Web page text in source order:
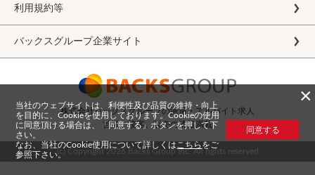
利用規約等
バックスグループ企業サイト
株式会社バックスグループの派遣・アルバイト求人
営業、接客、販売の情報満載
(c) Copyright2026 Backs Group Inc. All rights reserved
×
当社のウェブサイトは、利便性及び品質の維持・向上
を目的に、Cookieを使用しております。Cookieの使用
に同意頂ける場合は、「同意する」ボタンを押して下
さい。
なお、当社のCookie使用について詳しくは こちら をご
参照下さい。
同意する